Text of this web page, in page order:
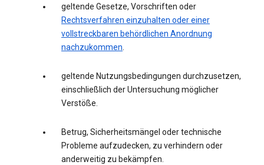
geltende Gesetze, Vorschriften oder
Rechtsverfahren einzuhalten oder einer
vollstreckbaren behördlichen Anordnung
nachzukommen.
geltende Nutzungsbedingungen durchzusetzen,
einschließlich der Untersuchung möglicher
Verstöße.
Betrug, Sicherheitsmängel oder technische
Probleme aufzudecken, zu verhindern oder
anderweitig zu bekämpfen.